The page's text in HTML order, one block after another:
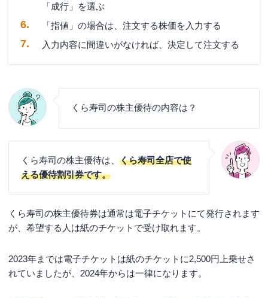
「成行」を選ぶ
「指値」の場合は、注文する株価を入力する
入力内容に間違いがなければ、決定して注文する
くら寿司の株主優待の内容は？
くら寿司の株主優待は、 くら寿司全店で使
える優待割引券です。
くら寿司の株主優待券は通常は電子チケットにて発行されます
が、希望する人は紙のチケットで受け取れます。
2023年までは電子チケットは紙のチケットに2,500円上乗せさ
れていましたが、2024年からは一律になります。